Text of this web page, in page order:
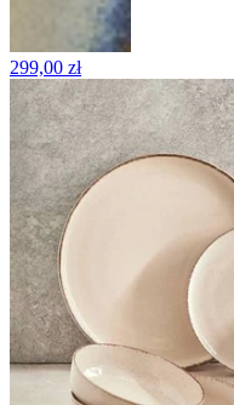
299,00 zł